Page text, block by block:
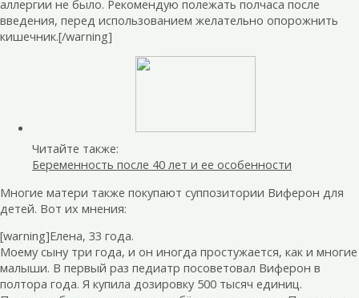
аллергии не было. Рекомендую полежать полчаса после
введения, перед использованием желательно опорожнить
кишечник.[/warning]
Читайте также:
Беременность после 40 лет и ее особенности
Многие матери также покупают суппозитории Виферон для
детей. Вот их мнения:
[warning]Елена, 33 года.
Моему сыну три года, и он иногда простужается, как и многие
малыши. В первый раз педиатр посоветовал Виферон в
полтора года. Я купила дозировку 500 тысяч единиц.